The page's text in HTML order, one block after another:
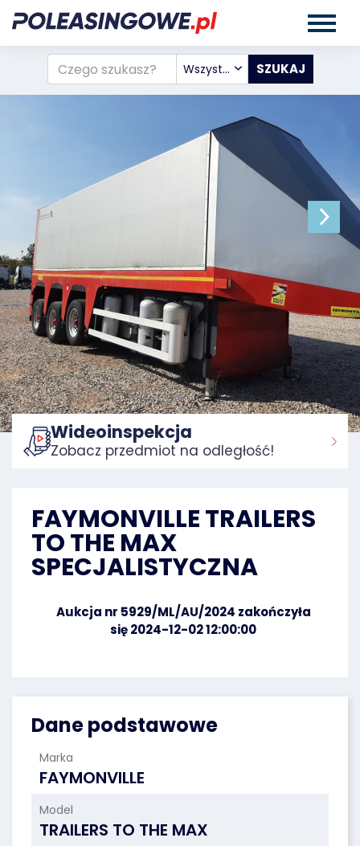
Wszystkie
Strona główna:
Dane podstawowe
Marka
FAYMONVILLE
Model
TRAILERS TO THE MAX
Wideoinspekcja
Zobacz przedmiot na odległość!
FAYMONVILLE TRAILERS
TO THE MAX
SPECJALISTYCZNA
Aukcja nr 5929/ML/AU/2024 zakończyła
się 2024-12-02 12:00:00